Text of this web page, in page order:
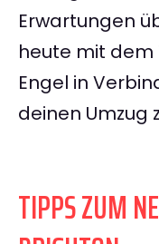
Erwartungen
heute mit dem
Engel in
deinen Umzug
TIPPS ZUM